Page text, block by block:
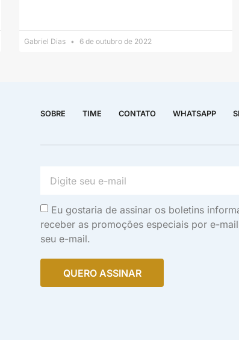
Gabriel Dias 6 de outubro de 2022
SOBRE TIME CONTATO WHATSAPP
Eu gostaria de assinar os boletins
receber as promoções especiais por e-
seu e-mail.
QUERO ASSINAR